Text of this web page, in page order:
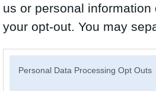
us or personal
your opt-out. You may
Personal Data Processing Opt Outs